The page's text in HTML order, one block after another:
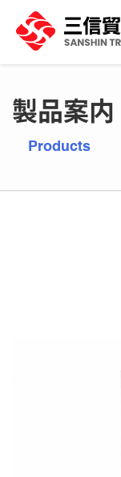
製品案内
Products